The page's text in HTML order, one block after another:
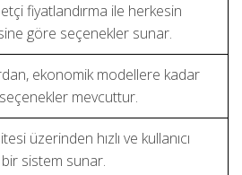
fiyatlandırma ile herkesin
göre seçenekler sunar.
ekonomik modellere kadar
mevcuttur.
üzerinden hızlı ve kullanıcı
sistem sunar.